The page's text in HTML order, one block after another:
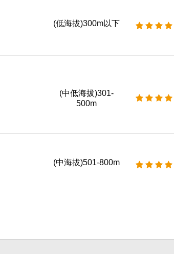
(低海拔)300m以下
(中低海拔)301-
500m
(中海拔)501-800m